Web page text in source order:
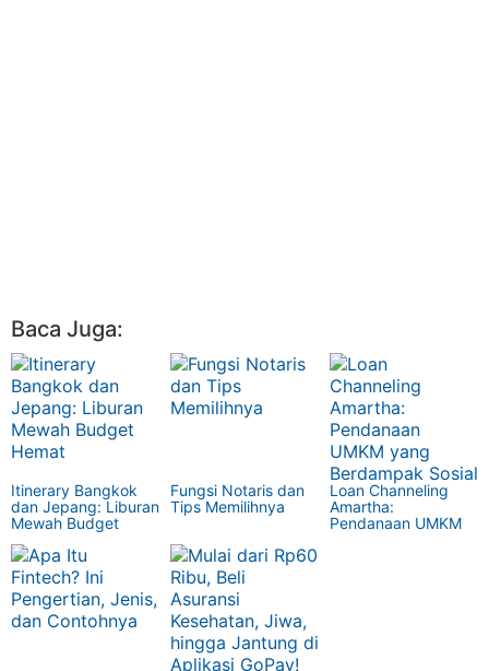
Baca Juga:
Itinerary Bangkok
dan Jepang: Liburan
Mewah Budget
Fungsi Notaris dan
Tips Memilihnya
Loan Channeling
Amartha:
Pendanaan UMKM